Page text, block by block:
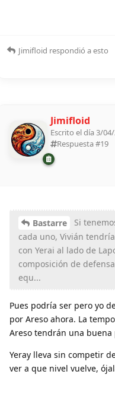
Jimifloid respondió a esto
Jimifloid
Escrito el día 3/
Respuesta #19
Bastarre
Si
cada uno, Vivián
con Yerai al lado de
composición de
equ...
Pues podría ser pero yo
por Areso ahora. La
Areso tendrán una
Yeray lleva sin competir
ver a que nivel vuelve,